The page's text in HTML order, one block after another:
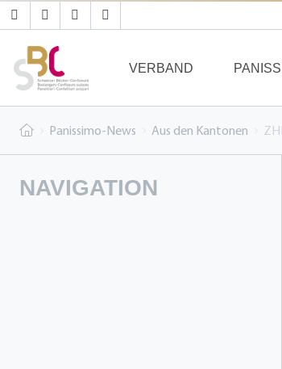
VERBAND
Panissimo-News Aus den Kantonen
NAVIGATION